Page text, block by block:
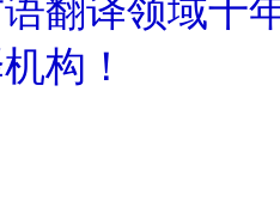
翻译领域十
构！